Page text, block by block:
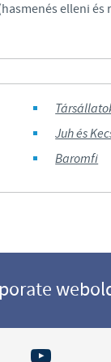
elleni
Juh és
Baromfi